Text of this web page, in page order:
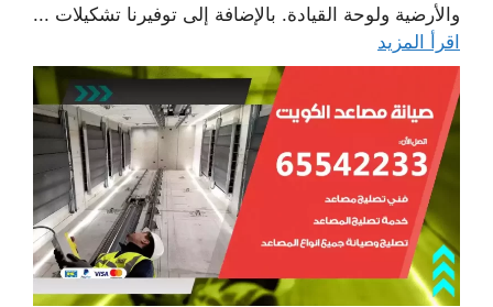
والأرضية ولوحة القيادة. بالإضافة إلى توفيرنا تشكيلات ...
اقرأ المزيد